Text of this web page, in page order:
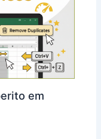
em